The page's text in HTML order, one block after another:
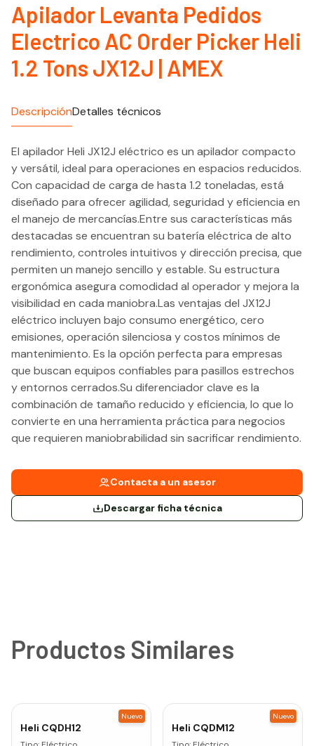
Apilador Levanta Pedidos
Electrico AC Order Picker Heli
1.2 Tons JX12J | AMEX
DescripciónDetalles técnicos
El apilador Heli JX12J eléctrico es un apilador compacto
y versátil, ideal para operaciones en espacios reducidos.
Con capacidad de carga de hasta 1.2 toneladas, está
diseñado para ofrecer agilidad, seguridad y eficiencia en
el manejo de mercancías.Entre sus características más
destacadas se encuentran su batería eléctrica de alto
rendimiento, controles intuitivos y dirección precisa, que
permiten un manejo sencillo y estable. Su estructura
ergonómica asegura comodidad al operador y mejora la
visibilidad en cada maniobra.Las ventajas del JX12J
eléctrico incluyen bajo consumo energético, cero
emisiones, operación silenciosa y costos mínimos de
mantenimiento. Es la opción perfecta para empresas
que buscan equipos confiables para pasillos estrechos
y entornos cerrados.Su diferenciador clave es la
combinación de tamaño reducido y eficiencia, lo que lo
convierte en una herramienta práctica para negocios
que requieren maniobrabilidad sin sacrificar rendimiento.
Contacta a un asesor
Descargar ficha técnica
Productos Similares
Heli CQDH12
Nuevo
Heli CQDM12
Nuevo